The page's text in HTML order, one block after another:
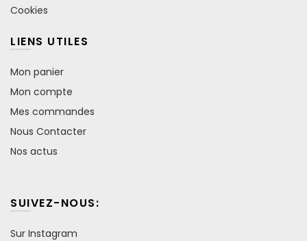
Cookies
LIENS UTILES
Mon panier
Mon compte
Mes commandes
Nous Contacter
Nos actus
SUIVEZ-NOUS:
Sur Instagram